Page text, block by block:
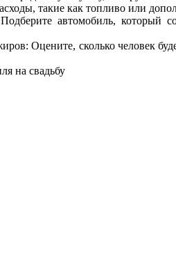
такие как топливо или
автомобиль, который
Оцените, сколько человек